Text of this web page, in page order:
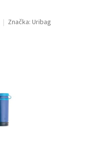
Značka: Uribag